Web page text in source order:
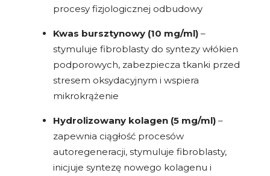
procesy fizjologicznej odbudowy
Kwas bursztynowy (10 mg/ml) –
stymuluje fibroblasty do syntezy włókien
podporowych, zabezpiecza tkanki przed
stresem oksydacyjnym i wspiera
mikrokrążenie
Hydrolizowany kolagen (5 mg/ml) –
zapewnia ciągłość procesów
autoregeneracji, stymuluje fibroblasty,
inicjuje syntezę nowego kolagenu i